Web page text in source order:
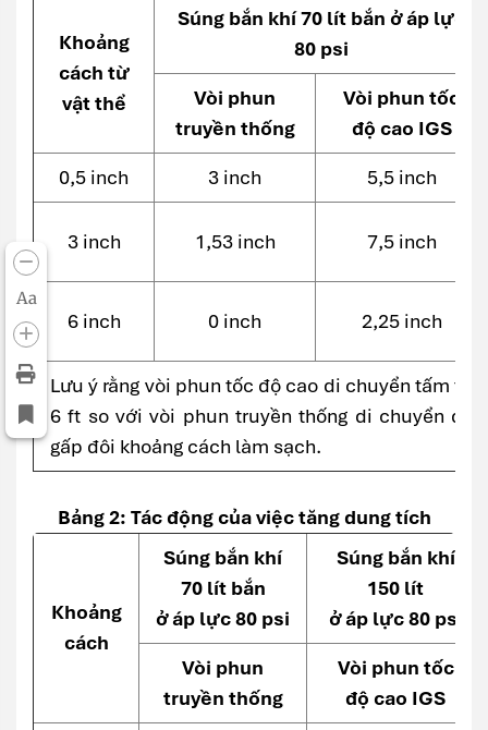
Aa
Khoảng
cách từ
vật thể
Súng bắn khí 70 lít bắn ở áp lực
80 psi
Vòi phun
truyền thống
Vòi phun tốc
độ cao IGS
0,5 inch
3 inch 5,5 inch
3 inch 1,53 inch 7,5 inch
6 inch 0 inch 2,25 inch
Lưu ý rằng vòi phun tốc độ cao di chuyển tấm
6 ft so với vòi phun truyền thống di chuyển
gấp đôi khoảng cách làm sạch.
Bảng 2: Tác động của việc tăng dung tích
Khoảng
cách
Súng bắn khí
70 lít bắn
ở áp lực 80 psi
Súng bắn khí
150 lít
ở áp lực 80 psi
Vòi phun
truyền thống
Vòi phun tốc
độ cao IGS